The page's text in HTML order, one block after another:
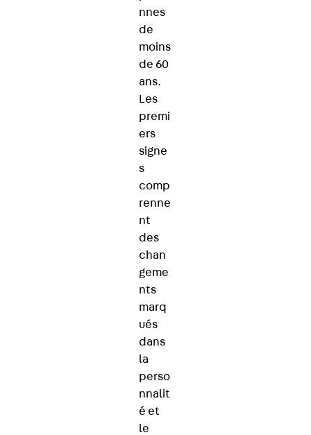
nnes
de
moins
de 60
ans.
Les
premi
ers
signe
s
comp
renne
nt
des
chan
geme
nts
marq
ués
dans
la
perso
nnalit
é et
le